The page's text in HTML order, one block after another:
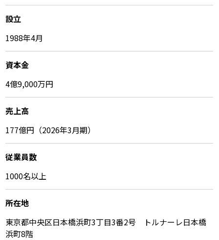
設立
1988年4月
資本金
4億9,000万円
売上高
177億円（2026年3月期）
従業員数
1000名以上
所在地
東京都中央区日本橋浜町3丁目3番2号 トルナーレ日本橋
浜町8階